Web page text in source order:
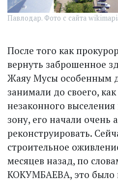
Павлодар. Фото с сайта
После того как
вернуть заброшенное
Жаяу Мусы особенным
занимали до своего,
незаконного
зону, его начали очень
реконструировать.
строительное
месяцев назад, по
КОКУМБАЕВА, это было